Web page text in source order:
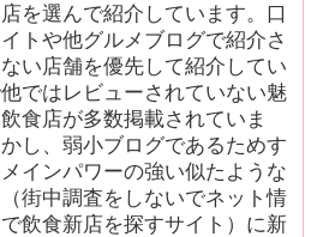
を選んで紹介しています。口
トや他グルメブログで紹介さ
い店舗を優先して紹介してい
ではレビューされていない魅
食店が多数掲載されていま
し、弱小ブログであるためす
メインパワーの強い似たような
街中調査をしないでネット情
飲食新店を探すサイト）に新